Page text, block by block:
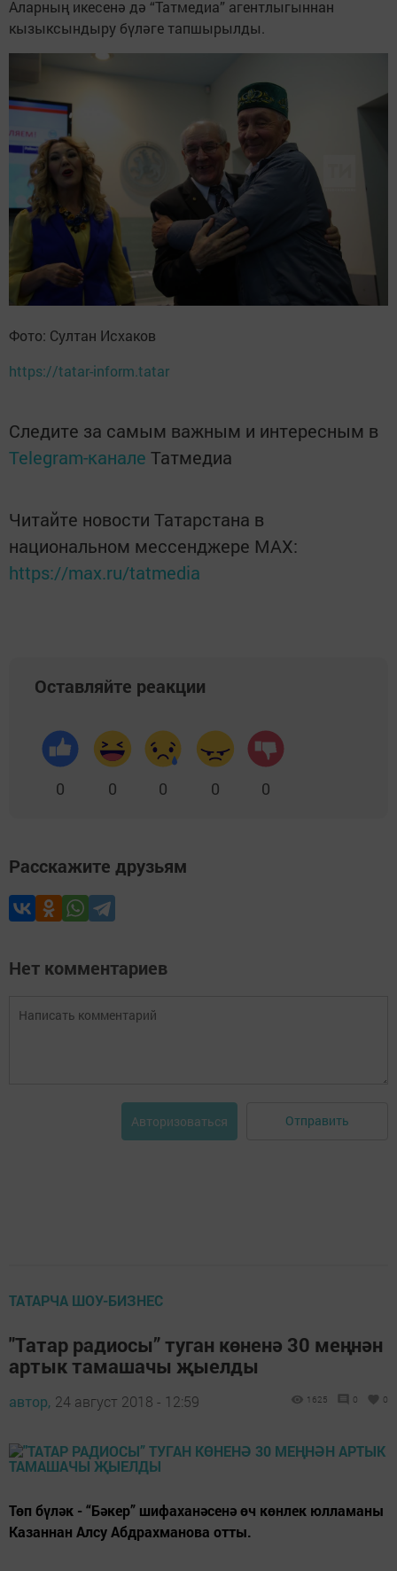
Аларның икесенә дә “Татмедиа” агентлыгыннан
кызыксындыру бүләге тапшырылды.
Фото: Султан Исхаков
https://tatar-inform.tatar
Следите за самым важным и интересным в
Telegram-канале Татмедиа
Читайте новости Татарстана в
национальном мессенджере MАХ:
https://max.ru/tatmedia
Оставляйте реакции
0 0 0 0 0
Расскажите друзьям
Нет комментариев
Авторизоваться Отправить
ТАТАРЧА ШОУ-БИЗНЕС
"Татар радиосы” туган көненә 30 меңнән
артык тамашачы җыелды
автор, 24 август 2018 - 12:59 1625 0 0
Төп бүләк - “Бәкер” шифаханәсенә өч көнлек юлламаны
Казаннан Алсу Абдрахманова отты.